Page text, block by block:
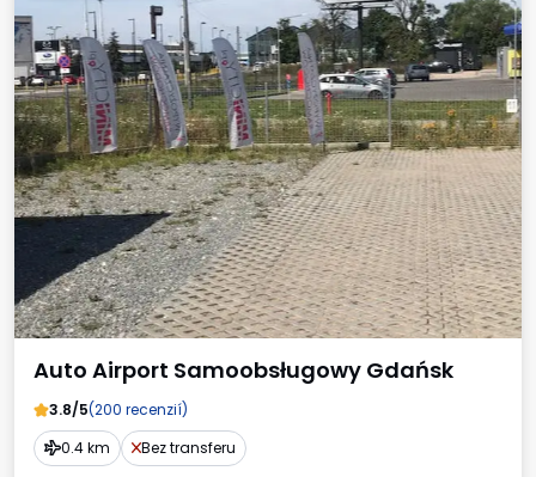
Auto Airport Samoobsługowy Gdańsk
3.8/5(200 recenzií)
0.4 km
Bez transferu